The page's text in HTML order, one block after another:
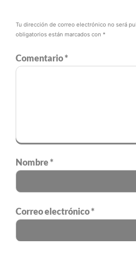
Tu dirección de correo electrónico no será
obligatorios están marcados con *
Comentario*
Nombre*
Correo electrónico*